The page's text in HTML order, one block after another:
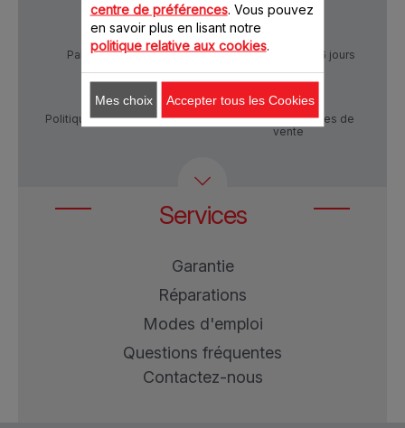
Paiement Sécurisé Livraison sous 5 à 6 jours
Politique de confidentialité
Conditions générales de
vente
Services
Garantie
Réparations
Modes d'emploi
Questions fréquentes
Contactez-nous
centre de préférences. Vous pouvez
en savoir plus en lisant notre
politique relative aux cookies.
Mes choix Accepter tous les Cookies